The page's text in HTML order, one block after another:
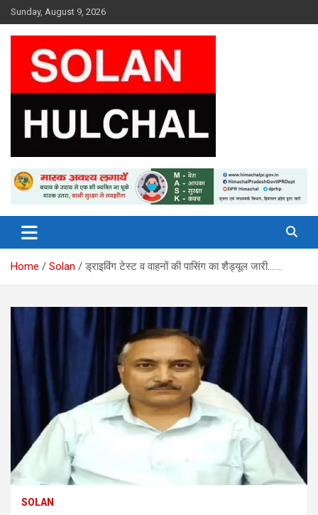
Skip
to
content
Sunday, August 9, 2026
Solan Hulchal
Home Solan ड्राइविंग टेस्ट व वाहनों की पासिंग का शैड्यूल जारी…….
SOLAN